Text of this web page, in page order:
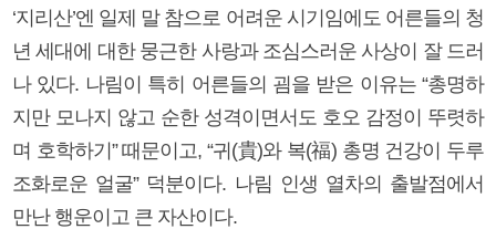
‘지리산’엔 일제 말 참으로 어려운 시기임에도 어른들의 청
년 세대에 대한 뭉근한 사랑과 조심스러운 사상이 잘 드러
나 있다. 나림이 특히 어른들의 굄을 받은 이유는 “총명하
지만 모나지 않고 순한 성격이면서도 호오 감정이 뚜렷하
며 호학하기” 때문이고, “귀(貴)와 복(福) 총명 건강이 두루
조화로운 얼굴” 덕분이다. 나림 인생 열차의 출발점에서
만난 행운이고 큰 자산이다.